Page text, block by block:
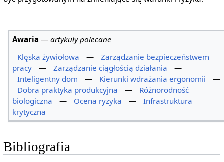
Awaria —artykuły polecane
Klęska żywiołowa
—
Zarządzanie bezpieczeństwem
pracy
— Zarządzanie ciągłością działania
—
Inteligentny dom
— Kierunki wdrażania ergonomii
—
Dobra praktyka produkcyjna
—
Różnorodność
biologiczna
— Ocena ryzyka —
Infrastruktura
krytyczna
Bibliografia